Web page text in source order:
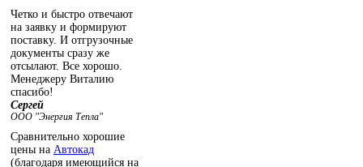
Четко и быстро отвечают
на заявку и формируют
поставку. И отгрузочные
документы сразу же
отсылают. Все хорошо.
Менеджеру Виталию
спасибо!
Сергей
ООО "Энергия Тепла"
Сравнительно хорошие
цены на Автокад
(благодаря имеющийся на